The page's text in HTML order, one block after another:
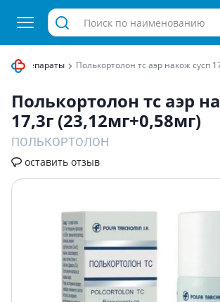
препараты Полькортолон тс аэр накож сусп
Полькортолон тс аэр
17,3г (23,12мг+0,58мг)
ПОЛЬКОРТОЛОН
оставить отзыв